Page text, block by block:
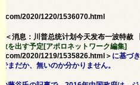
2020/1220/1536070.html
＜消息：川普总统计划今天发布一波特赦
を出す予定[アポロネットワーク編集]
2020/1219/1535826.html＞ に基づ
まだか、無いのか分かりません。